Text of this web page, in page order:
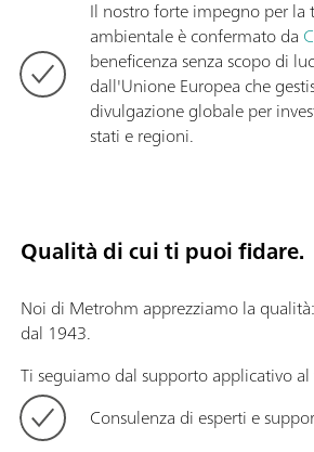
Il nostro forte impegno per la
ambientale è confermato da
beneficenza senza scopo di
dall'Unione Europea che
divulgazione globale per
stati e regioni.
Qualità di cui ti puoi fidare.
Noi di Metrohm apprezziamo la
dal 1943.
Ti seguiamo dal supporto applicativo
Consulenza di esperti e